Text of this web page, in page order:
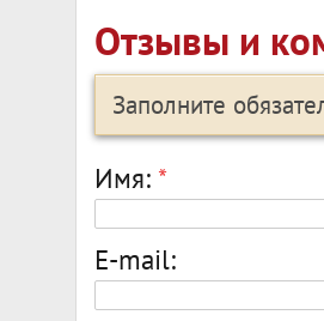
Отзывы и
Заполните
Имя: *
E-mail: